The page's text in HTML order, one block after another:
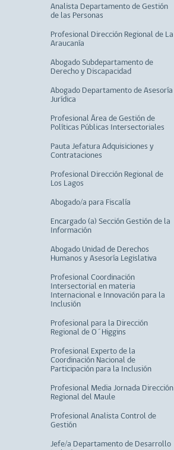
Analista Departamento de Gestión
de las Personas
Profesional Dirección Regional de La
Araucanía
Abogado Subdepartamento de
Derecho y Discapacidad
Abogado Departamento de Asesoría
Jurídica
Profesional Área de Gestión de
Políticas Públicas Intersectoriales
Pauta Jefatura Adquisiciones y
Contrataciones
Profesional Dirección Regional de
Los Lagos
Abogado/a para Fiscalía
Encargado (a) Sección Gestión de la
Información
Abogado Unidad de Derechos
Humanos y Asesoría Legislativa
Profesional Coordinación
Intersectorial en materia
Internacional e Innovación para la
Inclusión
Profesional para la Dirección
Regional de O´Higgins
Profesional Experto de la
Coordinación Nacional de
Participación para la Inclusión
Profesional Media Jornada Dirección
Regional del Maule
Profesional Analista Control de
Gestión
Jefe/a Departamento de Desarrollo